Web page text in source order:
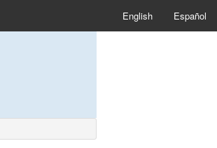
English Español